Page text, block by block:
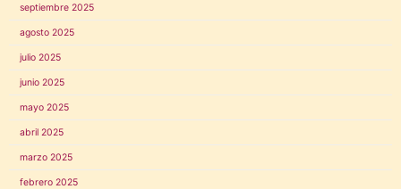
septiembre 2025
agosto 2025
julio 2025
junio 2025
mayo 2025
abril 2025
marzo 2025
febrero 2025